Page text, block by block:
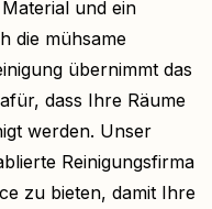
und ein
die mühsame
übernimmt das
dass Ihre Räume
werden. Unser
Reinigungsfirma
zu bieten, damit Ihre